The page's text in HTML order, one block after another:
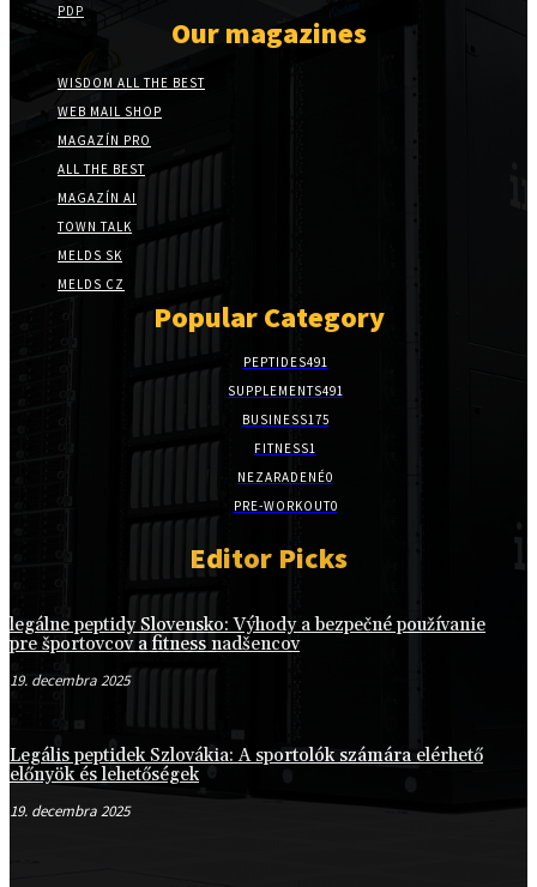
PDP
Our magazines
WISDOM ALL THE BEST
WEB MAIL SHOP
MAGAZÍN PRO
ALL THE BEST
MAGAZÍN AI
TOWN TALK
MELDS SK
MELDS CZ
Popular Category
PEPTIDES491
SUPPLEMENTS491
BUSINESS175
FITNESS1
NEZARADENÉ0
PRE-WORKOUT0
Editor Picks
legálne peptidy Slovensko: Výhody a bezpečné používanie
pre športovcov a fitness nadšencov
19. decembra 2025
Legális peptidek Szlovákia: A sportolók számára elérhető
előnyök és lehetőségek
19. decembra 2025